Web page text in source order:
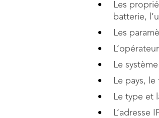
Les
batterie,
Les
Le
Le pays,
Le type et
L’adresse